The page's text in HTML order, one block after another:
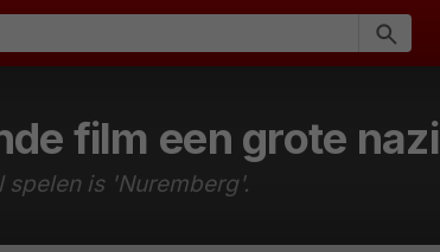
film een grote nazi
spelen is 'Nuremberg'.